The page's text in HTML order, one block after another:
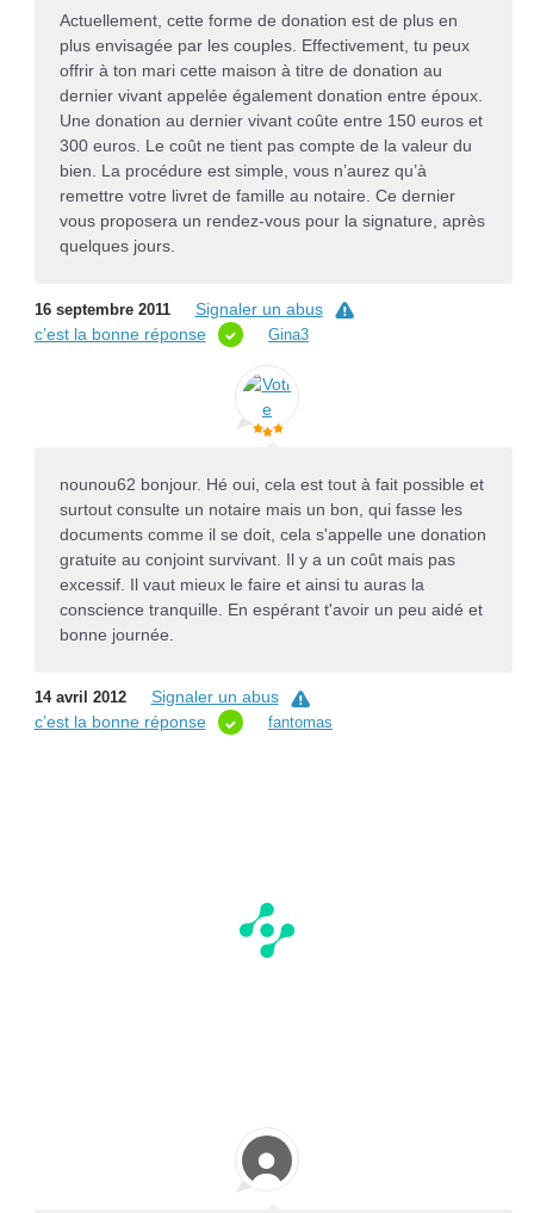
Actuellement, cette forme de donation est de plus en
plus envisagée par les couples. Effectivement, tu peux
offrir à ton mari cette maison à titre de donation au
dernier vivant appelée également donation entre époux.
Une donation au dernier vivant coûte entre 150 euros et
300 euros. Le coût ne tient pas compte de la valeur du
bien. La procédure est simple, vous n’aurez qu’à
remettre votre livret de famille au notaire. Ce dernier
vous proposera un rendez-vous pour la signature, après
quelques jours.
16 septembre 2011
Signaler un abus
c’est la bonne réponse
Gina3
nounou62 bonjour. Hé oui, cela est tout à fait possible et
surtout consulte un notaire mais un bon, qui fasse les
documents comme il se doit, cela s'appelle une donation
gratuite au conjoint survivant. Il y a un coût mais pas
excessif. Il vaut mieux le faire et ainsi tu auras la
conscience tranquille. En espérant t'avoir un peu aidé et
bonne journée.
14 avril 2012
Signaler un abus
c’est la bonne réponse
fantomas